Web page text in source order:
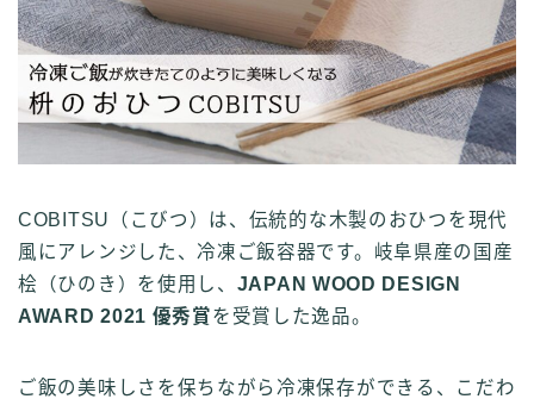
COBITSU（こびつ）は、伝統的な木製のおひつを現代
風にアレンジした、冷凍ご飯容器です。岐阜県産の国産
桧（ひのき）を使用し、 JAPAN WOOD DESIGN
AWARD 2021 優秀賞を受賞した逸品。
ご飯の美味しさを保ちながら冷凍保存ができる、こだわ